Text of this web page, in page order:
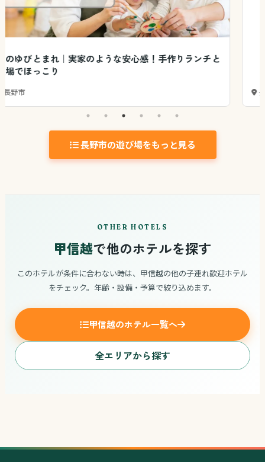
茶臼山動物園の小鳥舎｜カラフルな鳥たちと記念撮影
長野市の遊び場をもっと見る
OTHER HOTELS
甲信越で他のホテルを探す
このホテルが条件に合わない時は、甲信越の他の子連れ歓迎ホテル
をチェック。年齢・設備・予算で絞り込めます。
甲信越のホテル一覧へ
全エリアから探す